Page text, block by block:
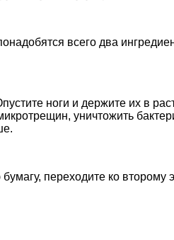
всего два
ноги и держите их в
уничтожить
переходите ко